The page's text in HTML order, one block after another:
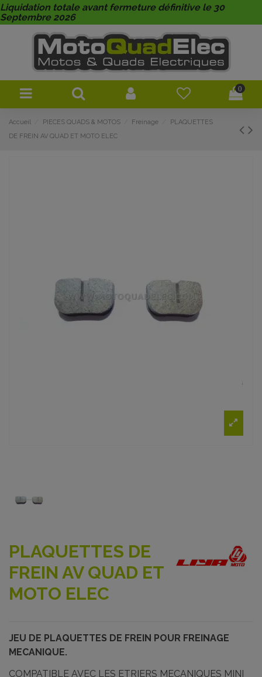
Liquidation totale avant fermeture définitive le 30
Septembre 2026
0
Accueil PIECES QUADS & MOTOS Freinage
PLAQUETTES
DE FREIN AV QUAD ET MOTO ELEC
PLAQUETTES DE
FREIN AV QUAD ET
MOTO ELEC
JEU DE PLAQUETTES DE FREIN POUR FREINAGE
MECANIQUE.
COMPATIBLE AVEC LES ETRIERS MECANIQUES MINI